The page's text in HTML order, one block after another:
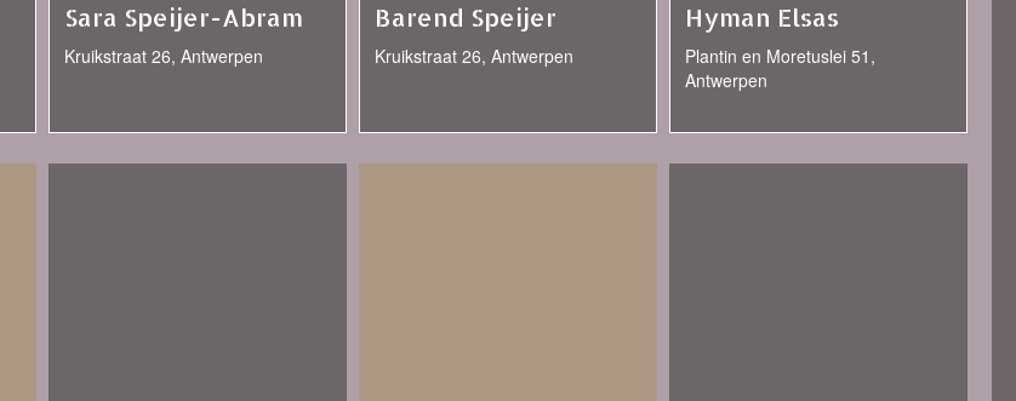
Sara Speijer-Abram
Kruikstraat 26, Antwerpen
Barend Speijer
Kruikstraat 26, Antwerpen
Hyman Elsas
Plantin en Moretuslei 51,
Antwerpen